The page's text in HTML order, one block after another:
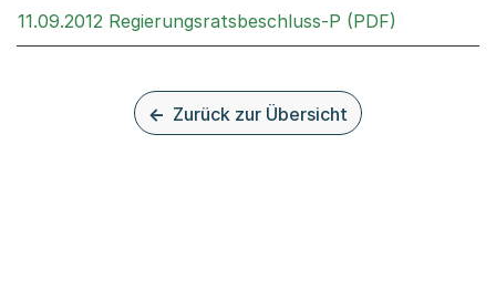
11.09.2012 Regierungsratsbeschluss-P (PDF)
Zurück zur Übersicht